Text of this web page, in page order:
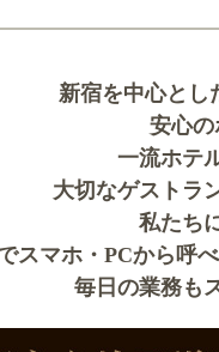
新宿を中心とし
安心
一流ホテ
大切なゲストラ
私たち
スマホ・PCから呼
毎日の業務も